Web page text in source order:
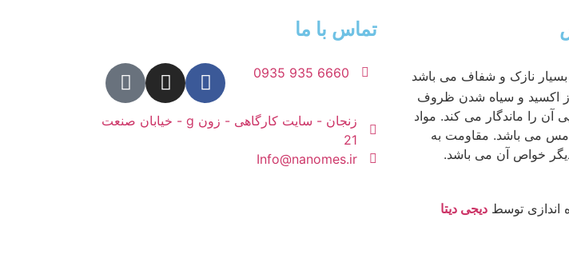
نازک و شفاف می باشد
اکسید و سیاه شدن ظروف
آن را ماندگار می کند. مواد
مس می باشد. مقاومت به
خواص آن می باشد.
تماس با ما
6660 935 0935
زنجان - سایت کارگاهی - زون g - خیابان صنعت
21
Info@nanomes.ir
اندازی توسط دیجی دیتا